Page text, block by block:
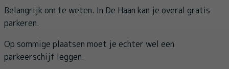
Belangrijk om te weten. In De Haan kan je overal gratis
parkeren.
Op sommige plaatsen moet je echter wel een
parkeerschijf leggen.